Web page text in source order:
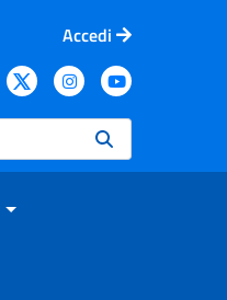
Accedi